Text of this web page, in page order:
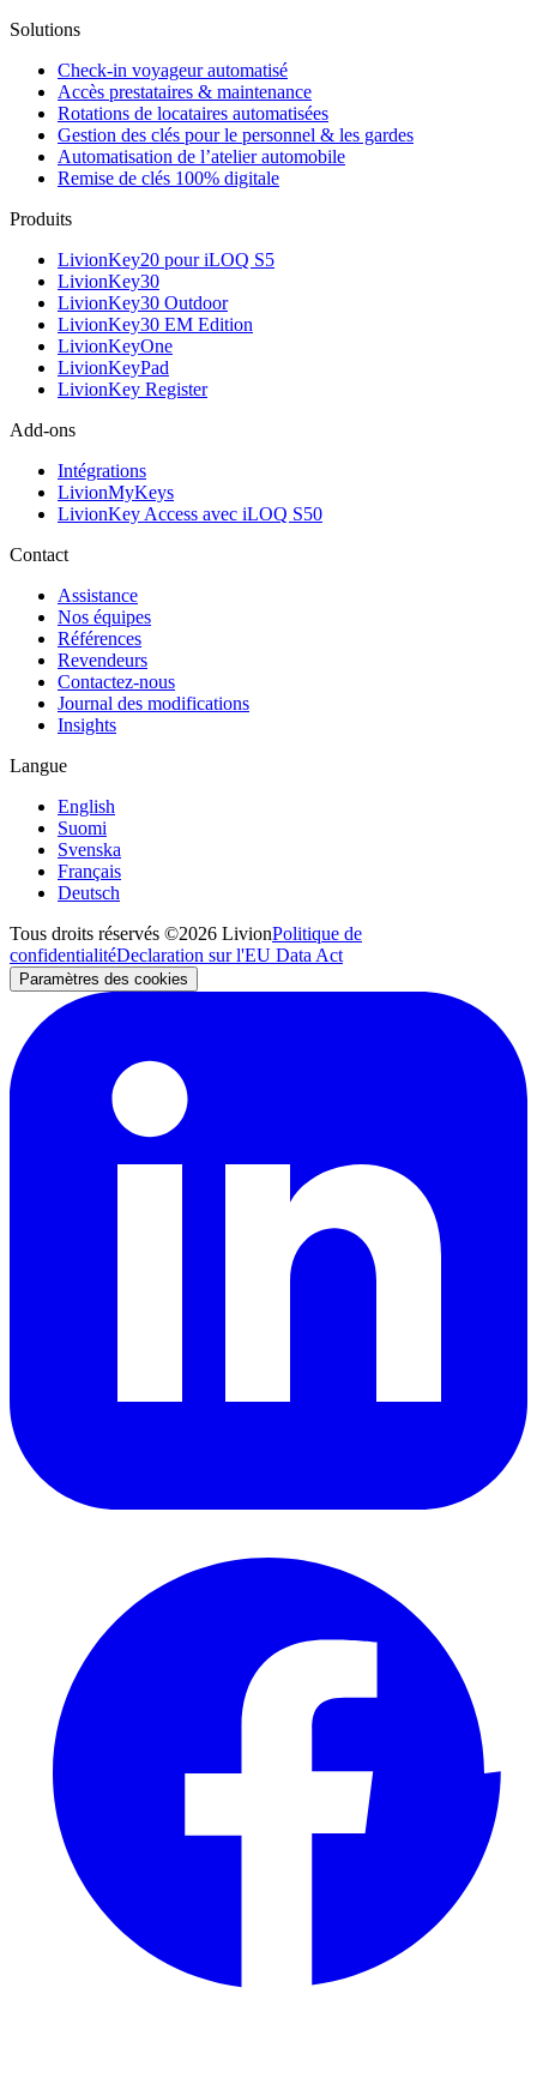
Solutions
Check-in voyageur automatisé
Accès prestataires & maintenance
Rotations de locataires automatisées
Gestion des clés pour le personnel & les gardes
Automatisation de l’atelier automobile
Remise de clés 100% digitale
Produits
LivionKey20 pour iLOQ S5
LivionKey30
LivionKey30 Outdoor
LivionKey30 EM Edition
LivionKeyOne
LivionKeyPad
LivionKey Register
Add-ons
Intégrations
LivionMyKeys
LivionKey Access avec iLOQ S50
Contact
Assistance
Nos équipes
Références
Revendeurs
Contactez-nous
Journal des modifications
Insights
Langue
English
Suomi
Svenska
Français
Deutsch
Tous droits réservés ©2026 LivionPolitique de
confidentialitéDeclaration sur l'EU Data Act
Paramètres des cookies